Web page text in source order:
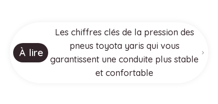
À lire
Les chiffres clés de la pression des
pneus toyota yaris qui vous
garantissent une conduite plus stable
et confortable